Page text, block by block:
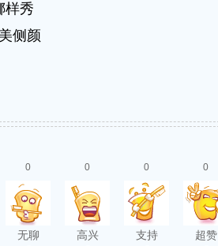
样秀
侧颜
0
无聊
0
高兴
0
支持
0
超赞